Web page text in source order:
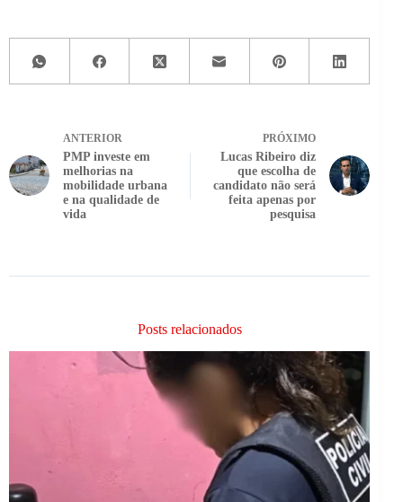
ANTERIOR
PMP investe em
melhorias na
mobilidade urbana
e na qualidade de
vida
PRÓXIMO
Lucas Ribeiro diz
que escolha de
candidato não será
feita apenas por
pesquisa
Posts relacionados